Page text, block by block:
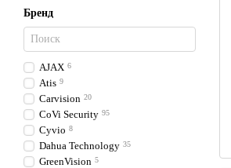
Бренд
AJAX 6
Atis 9
Carvision 20
CoVi Security 95
Cyvio 8
Dahua Technology 35
GreenVision 5